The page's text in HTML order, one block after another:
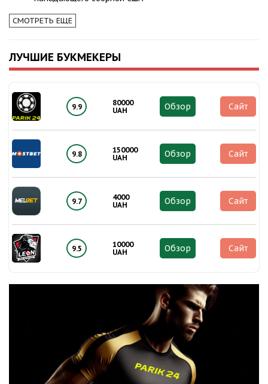
СМОТРЕТЬ ЕЩЕ
ЛУЧШИЕ БУКМЕКЕРЫ
9.9
80000
UAH
Обзор Сайт
9.8
150000
UAH
Обзор Сайт
9.7
4000
UAH
Обзор Сайт
9.5
10000
UAH
Обзор Сайт